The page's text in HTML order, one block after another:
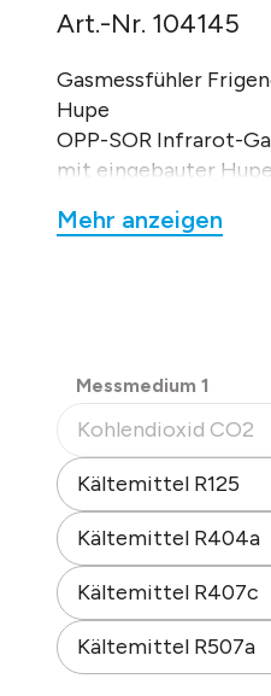
Art.-Nr. 104145
Gasmessfühler
Hupe
OPP-SOR Infrarot-
mit eingebauter
für Hupe und
Luftdruck-,
Gaseintritt per
Bustopologie RS
Zul.
Luftfeuchtigkeit 0 bis
Abm.: 125 x 80 x 57
Farbe grau,
Montage am Boden.
Datenblatt-Nr. 38111
Mehr anzeigen
Messmedium 1
Kohlendioxid CO2
(Diese Option ist
Kältemittel R125
Kältemittel R404a
Kältemittel R407c
Kältemittel R507a